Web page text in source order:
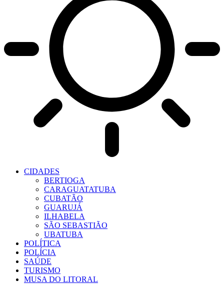
CIDADES
BERTIOGA
CARAGUATATUBA
CUBATÃO
GUARUJÁ
ILHABELA
SÃO SEBASTIÃO
UBATUBA
POLÍTICA
POLÍCIA
SAÚDE
TURISMO
MUSA DO LITORAL